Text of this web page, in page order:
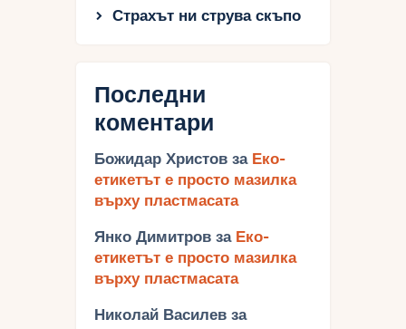
Страхът ни струва скъпо
Последни
коментари
Божидар Христов за Еко-
етикетът е просто мазилка
върху пластмасата
Янко Димитров за Еко-
етикетът е просто мазилка
върху пластмасата
Николай Василев за